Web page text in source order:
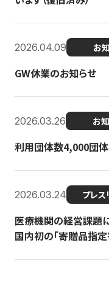
2026.04.09 お
GW休業のお知らせ
2026.03.26 お
利用団体数4,000団体
2026.03.24 プレス
医療機関の経営課題
国内初の「寄贈品指